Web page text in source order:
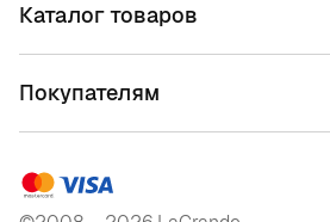
Каталог товаров
Покупателям